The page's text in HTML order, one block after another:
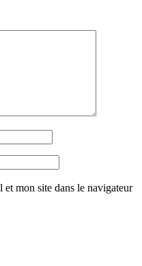
mon site dans le navigateur